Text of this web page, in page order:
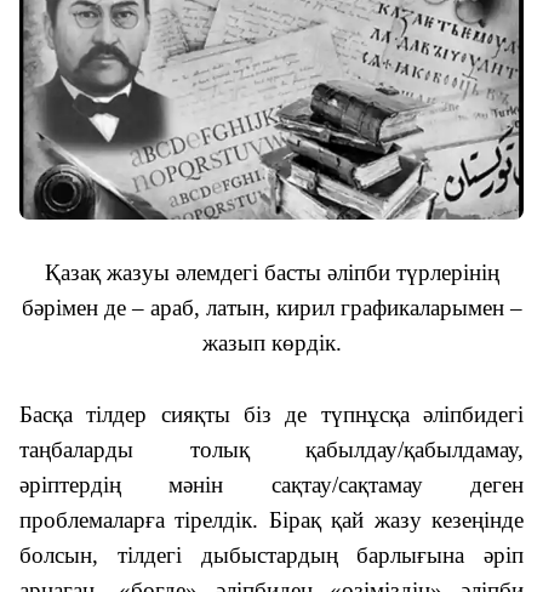
Қазақ жазуы әлемдегі басты әліпби түрлерінің
бәрімен де – араб, латын, кирил графикаларымен –
жазып көрдік.
Басқа тілдер сияқты біз де түпнұсқа әліпбидегі
таңбаларды толық қабылдау/қабылдамау,
әріптердің мәнін сақтау/сақтамау деген
проблемаларға тірелдік. Бірақ қай жазу кезеңінде
болсын, тілдегі дыбыстардың барлығына әріп